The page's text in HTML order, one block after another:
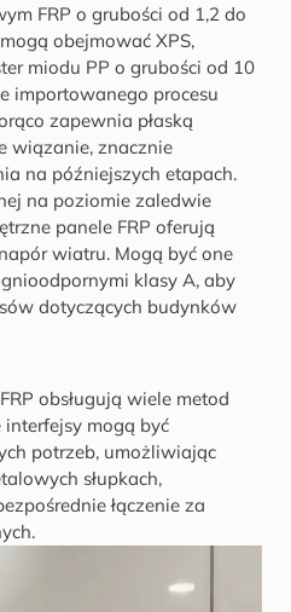
FRP o grubości od 1,2 do
obejmować XPS,
miodu PP o grubości od 10
importowanego procesu
zapewnia płaską
wiązanie, znacznie
na późniejszych etapach.
na poziomie zaledwie
panele FRP oferują
wiatru. Mogą być one
klasy A, aby
dotyczących budynków
obsługują wiele metod
mogą być
potrzeb, umożliwiając
słupkach,
łączenie za